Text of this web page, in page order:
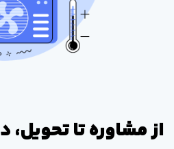
از مشاوره تا